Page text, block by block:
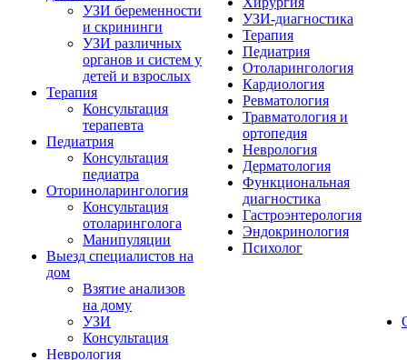
УЗИ беременности
и скрининги
УЗИ различных
органов и систем у
детей и взрослых
Терапия
Консультация
терапевта
Педиатрия
Консультация
педиатра
Оториноларингология
Консультация
отоларинголога
Манипуляции
Выезд специалистов на
дом
Взятие анализов
на дому
УЗИ
Консультация
Неврология
УЗИ-диагностика
Терапия
Педиатрия
Отоларингология
Кардиология
Ревматология
Травматология и
ортопедия
Неврология
Дерматология
Функциональная
диагностика
Гастроэнтерология
Эндокринология
Психолог